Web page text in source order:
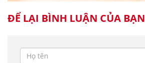
ĐỂ LẠI BÌNH LUẬN CỦA BẠN